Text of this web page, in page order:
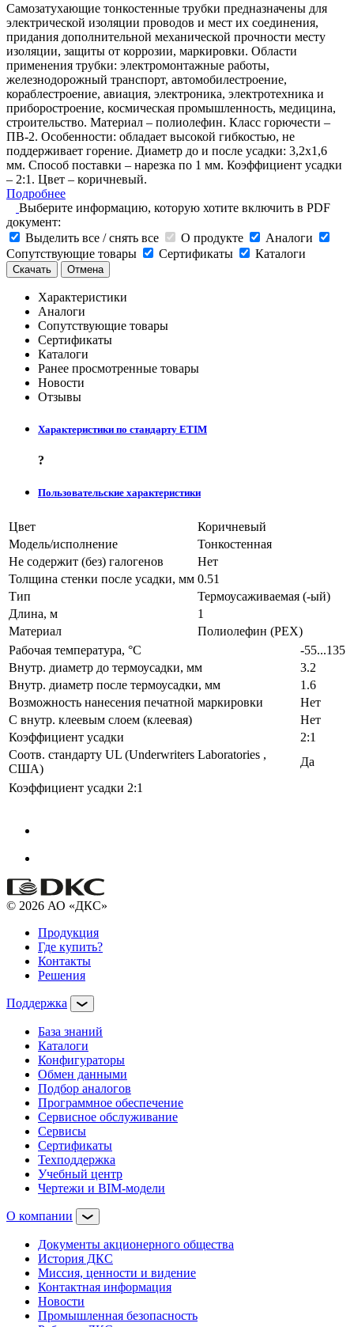
Самозатухающие тонкостенные трубки предназначены для
электрической изоляции проводов и мест их соединения,
придания дополнительной механической прочности месту
изоляции, защиты от коррозии, маркировки. Области
применения трубки: электромонтажные работы,
железнодорожный транспорт, автомобилестроение,
кораблестроение, авиация, электроника, электротехника и
приборостроение, космическая промышленность, медицина,
строительство. Материал – полиолефин. Класс горючести –
ПВ-2. Особенности: обладает высокой гибкостью, не
поддерживает горение. Диаметр до и после усадки: 3,2х1,6
мм. Способ поставки – нарезка по 1 мм. Коэффициент усадки
– 2:1. Цвет – коричневый.
Подробнее
Выберите информацию, которую хотите включить в PDF
документ:
Выделить все / снять все
О продукте
Аналоги
Сопутствующие товары
Сертификаты Каталоги
Скачать Отмена
Характеристики
Аналоги
Сопутствующие товары
Сертификаты
Каталоги
Ранее просмотренные товары
Новости
Отзывы
Характеристики по стандарту ETIM
?
Пользовательские характеристики
Цвет
Коричневый
Модель/исполнение
Тонкостенная
Не содержит (без) галогенов
Нет
Толщина стенки после усадки, мм 0.51
Тип
Термоусаживаемая (-ый)
Длина, м
1
Материал
Полиолефин (PEX)
Рабочая температура, °C
-55...135
Внутр. диаметр до термоусадки, мм
3.2
Внутр. диаметр после термоусадки, мм
1.6
Возможность нанесения печатной маркировки
Нет
С внутр. клеевым слоем (клеевая)
Нет
Коэффициент усадки
2:1
Соотв. стандарту UL (Underwriters Laboratories ,
США)
Да
Коэффициент усадки 2:1
© 2026 АО «ДКС»
Продукция
Где купить?
Контакты
Решения
Поддержка
База знаний
Каталоги
Конфигураторы
Обмен данными
Подбор аналогов
Программное обеспечение
Сервисное обслуживание
Сервисы
Сертификаты
Техподдержка
Учебный центр
Чертежи и BIM-модели
О компании
Документы акционерного общества
История ДКС
Миссия, ценности и видение
Контактная информация
Новости
Промышленная безопасность